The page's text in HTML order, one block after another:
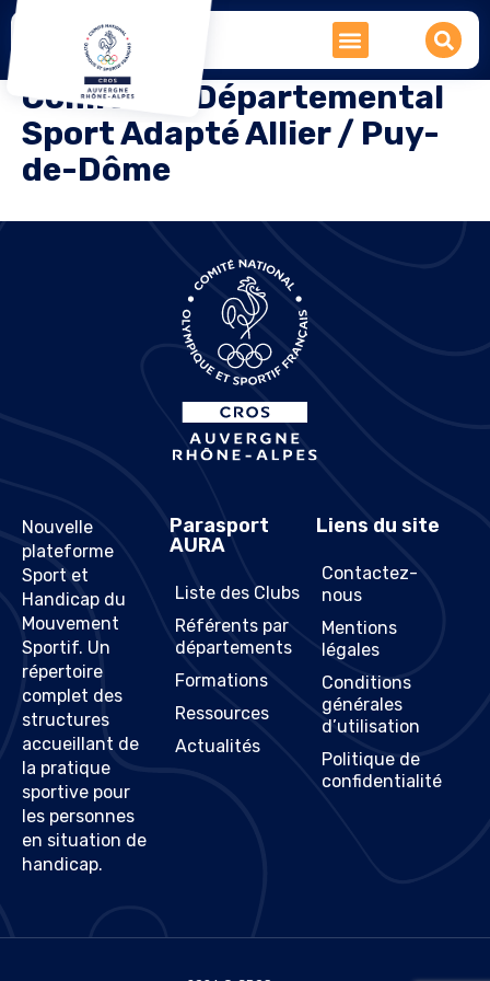
Comité bi-Départemental
Sport Adapté Allier / Puy-
de-Dôme
Nouvelle
plateforme
Sport et
Handicap du
Mouvement
Sportif. Un
répertoire
complet des
structures
accueillant de
la pratique
sportive pour
les personnes
en situation de
handicap.
Parasport
AURA
Liste des Clubs
Référents par
départements
Formations
Ressources
Actualités
Liens du site
Contactez-
nous
Mentions
légales
Conditions
générales
d’utilisation
Politique de
confidentialité